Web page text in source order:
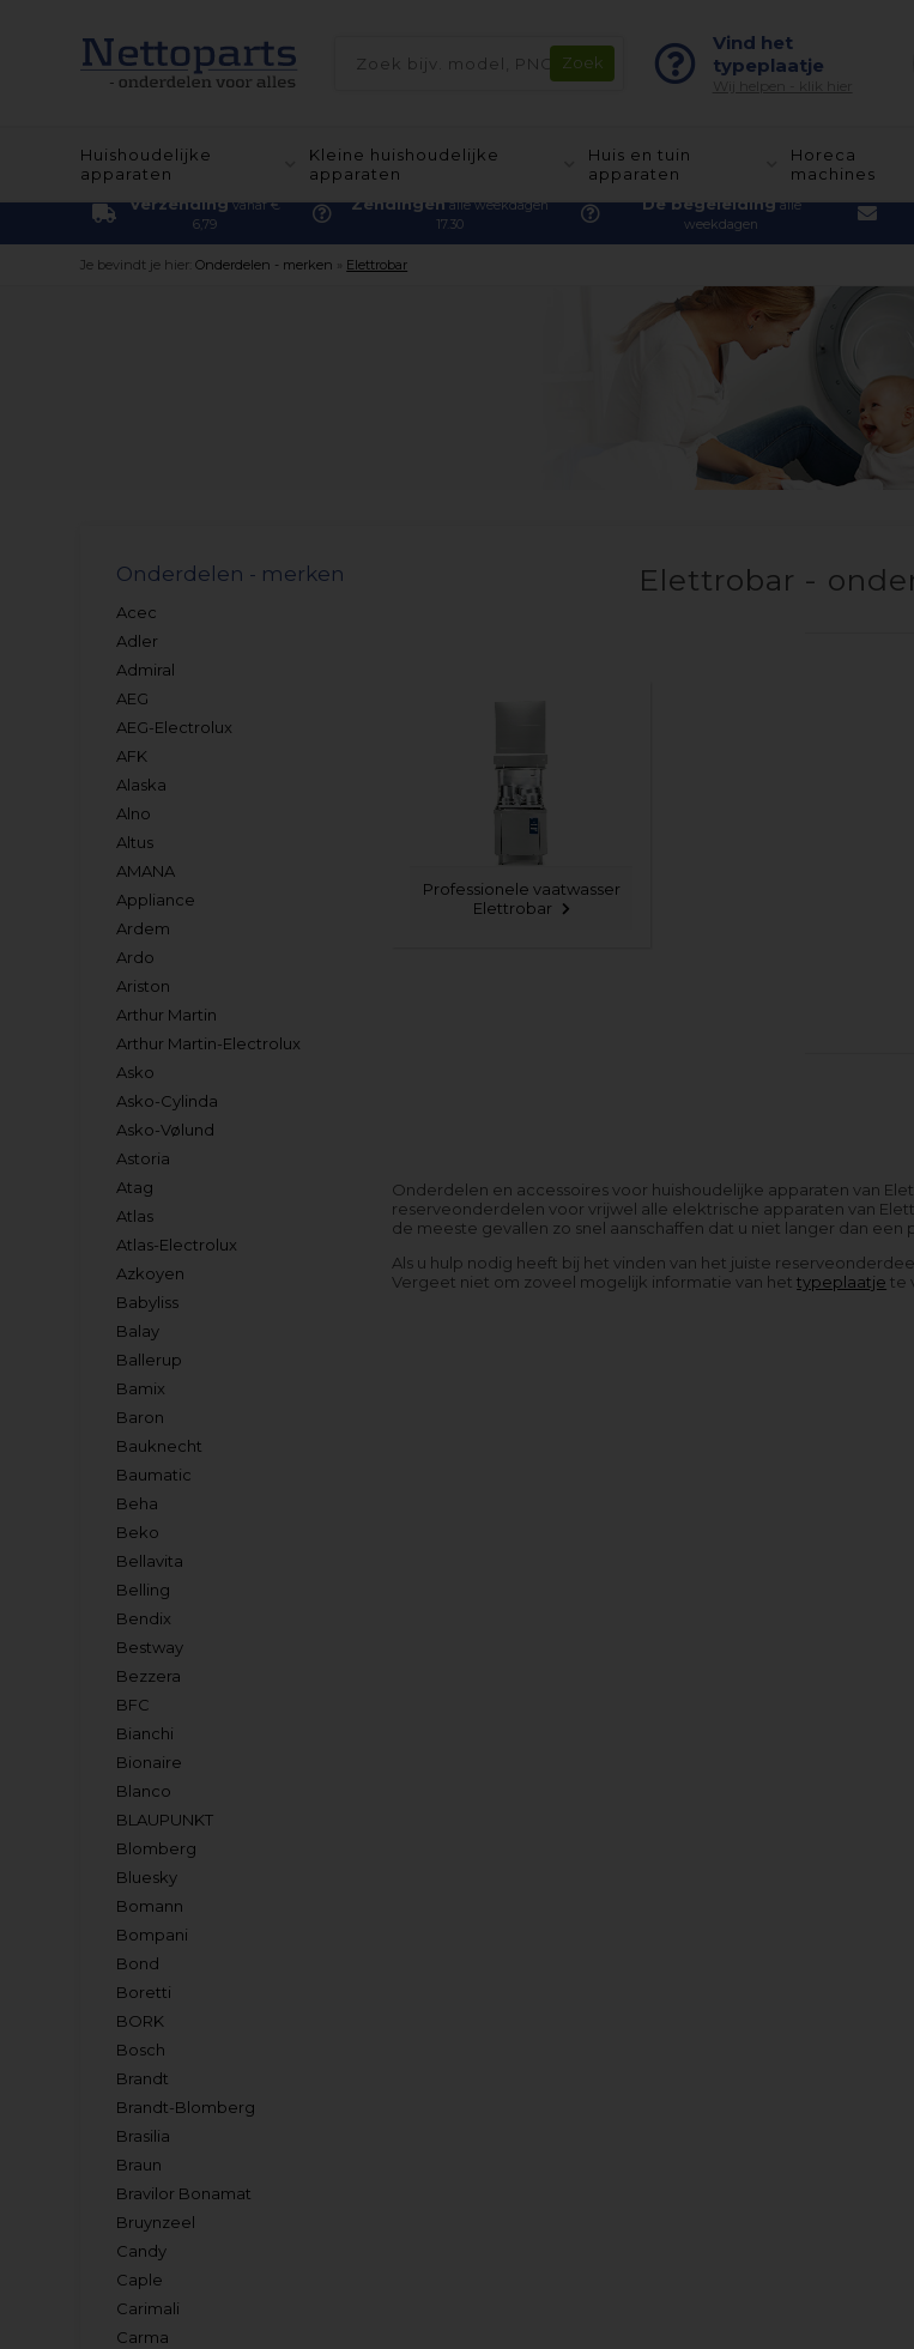
Vind het
typeplaatje
Huishoudelijke
apparaten
Kleine huishoudelijke
apparaten
Huis en tuin
apparaten
Horeca
machines
Verzending vanaf €
6,79
Zendingen alle weekdagen
17.30
De begeleiding alle
weekdagen
Je bevindt je hier: Onderdelen - merken Elettrobar
Onderdelen - merken
Acec
Adler
Admiral
AEG
AEG-Electrolux
AFK
Alaska
Alno
Altus
AMANA
Appliance
Ardem
Ardo
Ariston
Arthur Martin
Arthur Martin-Electrolux
Asko
Asko-Cylinda
Asko-Vølund
Astoria
Atag
Atlas
Atlas-Electrolux
Azkoyen
Babyliss
Balay
Ballerup
Bamix
Baron
Bauknecht
Baumatic
Beha
Beko
Bellavita
Belling
Bendix
Bestway
Bezzera
BFC
Bianchi
Bionaire
Blanco
BLAUPUNKT
Blomberg
Bluesky
Bomann
Bompani
Bond
Boretti
BORK
Bosch
Brandt
Brandt-Blomberg
Brasilia
Braun
Bravilor Bonamat
Bruynzeel
Candy
Caple
Carimali
Carma
Elettrobar -
Professionele vaatwasser
Elettrobar
Onderdelen en accessoires voor huishoudelijke apparaten van
reserveonderdelen voor vrijwel alle elektrische apparaten van
de meeste gevallen zo snel aanschaffen dat u niet langer dan
Als u hulp nodig heeft bij het vinden van het juiste
Vergeet niet om zoveel mogelijk informatie van hettypeplaatje te